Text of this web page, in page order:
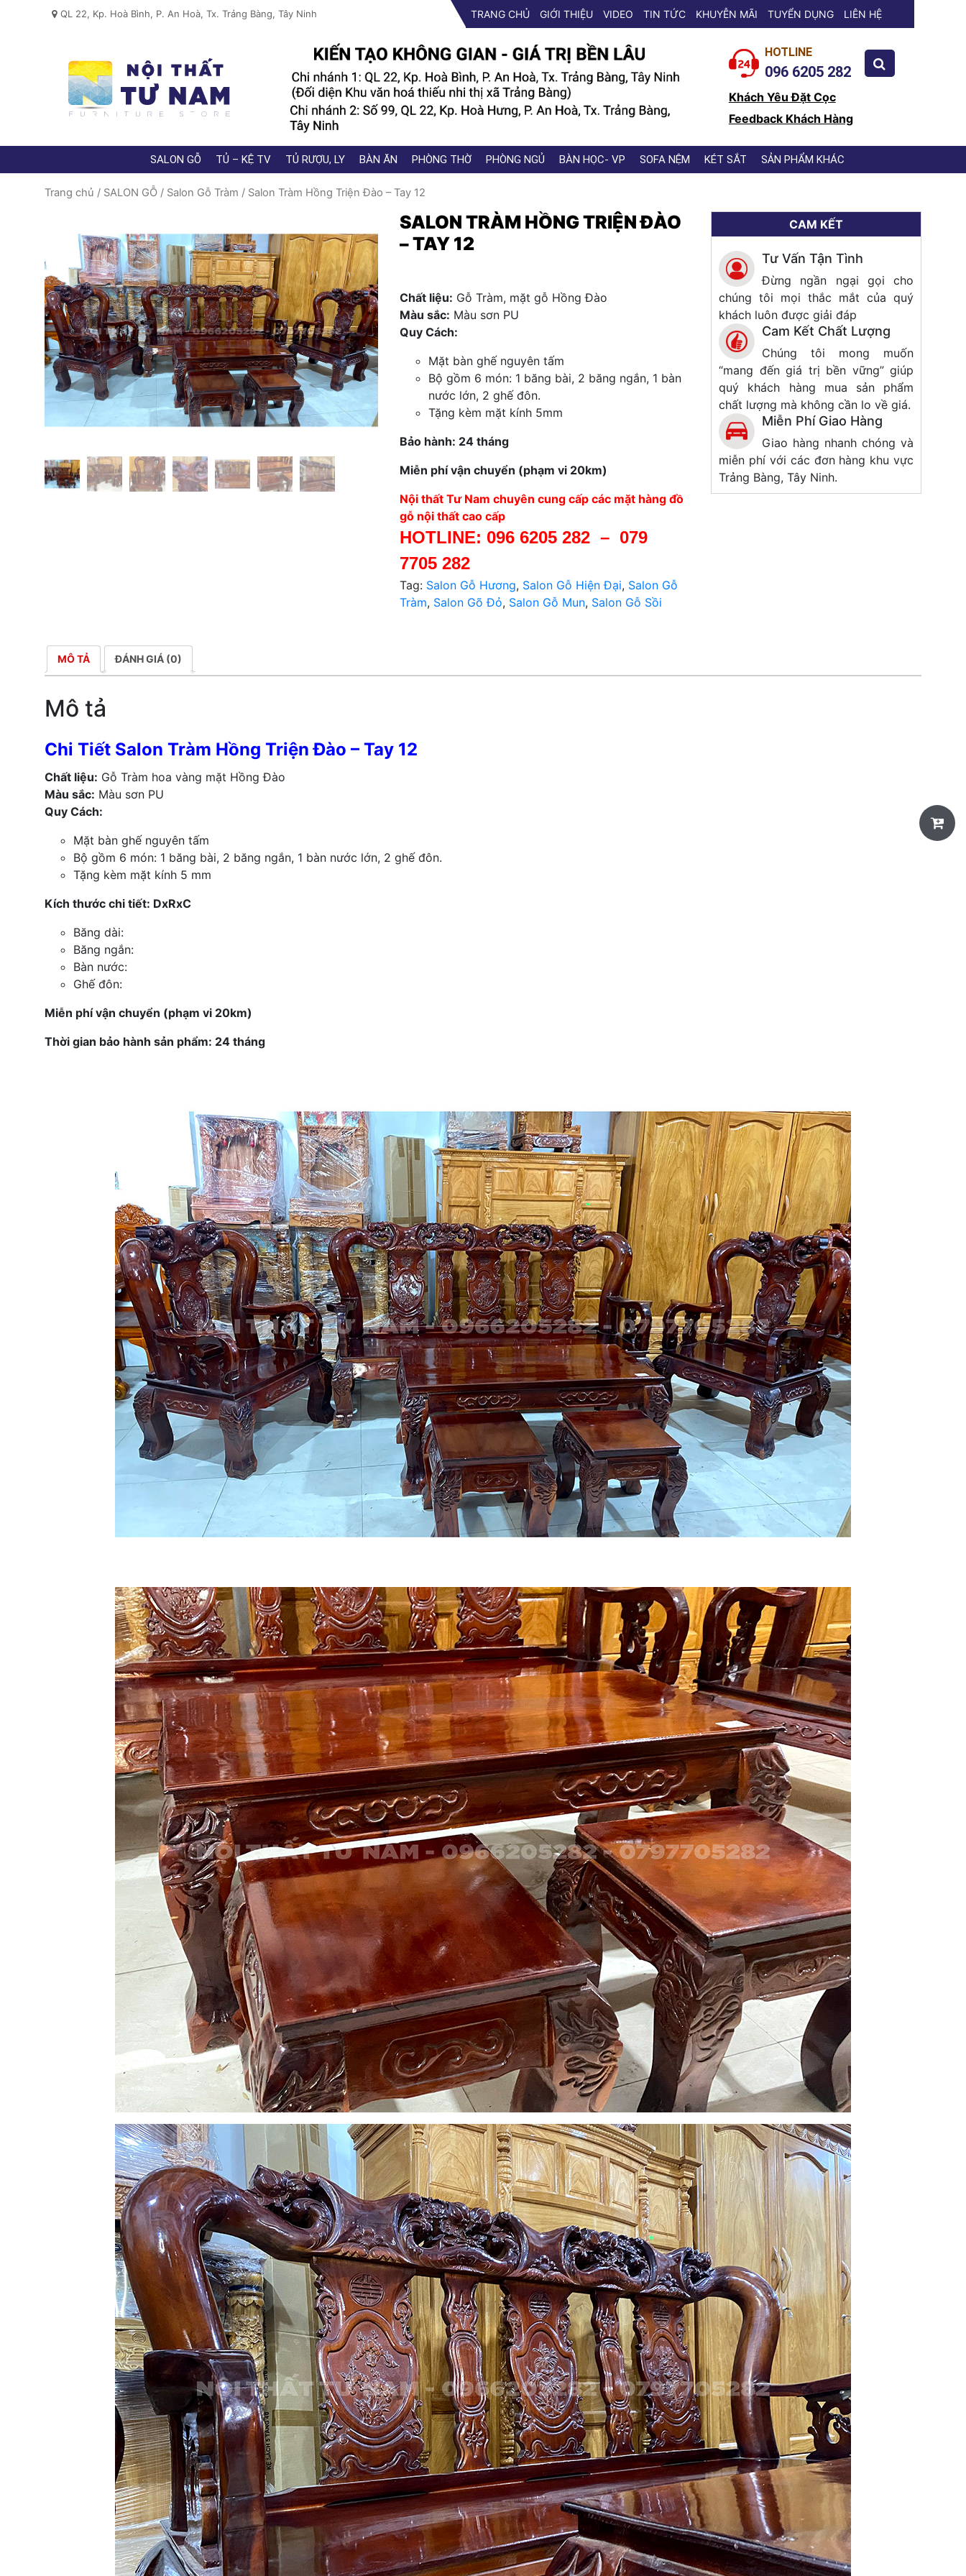
QL 22, Kp. Hoà Bình, P. An Hoà, Tx. Trảng Bàng, Tây Ninh TRANG CHỦ GIỚI THIỆU VIDEO TIN TỨC KHUYỄN MÃI TUYỂN DỤNG LIÊN HỆ
HOTLINE
096 6205 282
Khách Yêu Đặt Cọc
Feedback Khách Hàng
SALON GỖ TỦ – KỆ TV TỦ RƯỢU, LY BÀN ĂN PHÒNG THỜ PHÒNG NGỦ BÀN HỌC- VP SOFA NỆM KÉT SẮT SẢN PHẨM KHÁC
Trang chủ / SALON GỖ / Salon Gỗ Tràm / Salon Tràm Hồng Triện Đào – Tay 12
SALON TRÀM HỒNG TRIỆN ĐÀO
– TAY 12
Chất liệu: Gỗ Tràm, mặt gỗ Hồng Đào
Màu sắc: Màu sơn PU
Quy Cách:
Mặt bàn ghế nguyên tấm
Bộ gồm 6 món: 1 băng bài, 2 băng ngắn, 1 bàn
nước lớn, 2 ghế đôn.
Tặng kèm mặt kính 5mm
Bảo hành: 24 tháng
Miễn phí vận chuyển (phạm vi 20km)
Nội thất Tư Nam chuyên cung cấp các mặt hàng đồ
gỗ nội thất cao cấp
HOTLINE: 096 6205 282– 079
7705 282
Tag: Salon Gỗ Hương, Salon Gỗ Hiện Đại, Salon Gỗ
Tràm, Salon Gõ Đỏ, Salon Gỗ Mun, Salon Gỗ Sồi
CAM KẾT
Tư Vấn Tận Tình
Đừng ngần ngại gọi cho
chúng tôi mọi thắc mắt của quý
khách luôn được giải đáp
Cam Kết Chất Lượng
Chúng tôi mong muốn
“mang đến giá trị bền vững” giúp
quý khách hàng mua sản phẩm
chất lượng mà không cần lo về giá.
Miễn Phí Giao Hàng
Giao hàng nhanh chóng và
miễn phí với các đơn hàng khu vực
Trảng Bàng, Tây Ninh.
MÔ TẢ ĐÁNH GIÁ (0)
Mô tả
Chi Tiết Salon Tràm Hồng Triện Đào – Tay 12
Chất liệu: Gỗ Tràm hoa vàng mặt Hồng Đào
Màu sắc: Màu sơn PU
Quy Cách:
Mặt bàn ghế nguyên tấm
Bộ gồm 6 món: 1 băng bài, 2 băng ngắn, 1 bàn nước lớn, 2 ghế đôn.
Tặng kèm mặt kính 5 mm
Kích thước chi tiết: DxRxC
Băng dài:
Băng ngắn:
Bàn nước:
Ghế đôn:
Miễn phí vận chuyển (phạm vi 20km)
Thời gian bảo hành sản phẩm: 24 tháng